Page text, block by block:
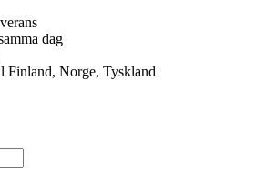
dag
Finland, Norge, Tyskland